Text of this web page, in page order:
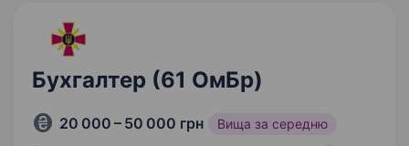
Бухгалтер (61 ОмБр)
20 000 – 50 000 грн Вища за середню